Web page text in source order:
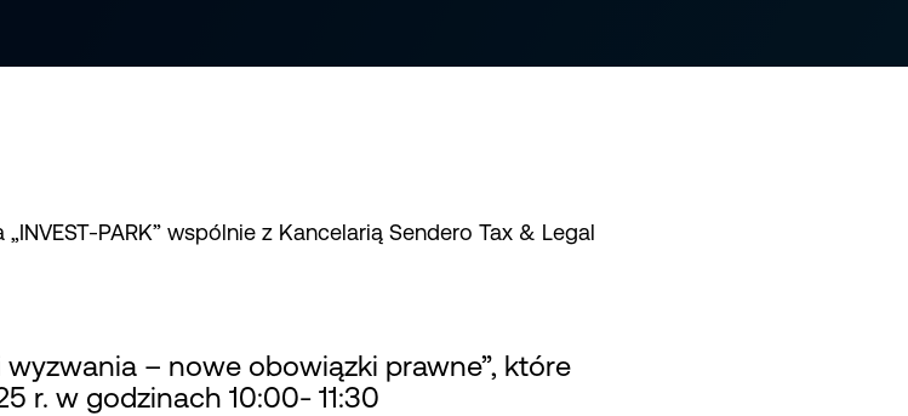
PARK” wspólnie z Kancelarią Sendero Tax & Legal
– nowe obowiązki prawne”, które
r. w godzinach 10:00- 11:30